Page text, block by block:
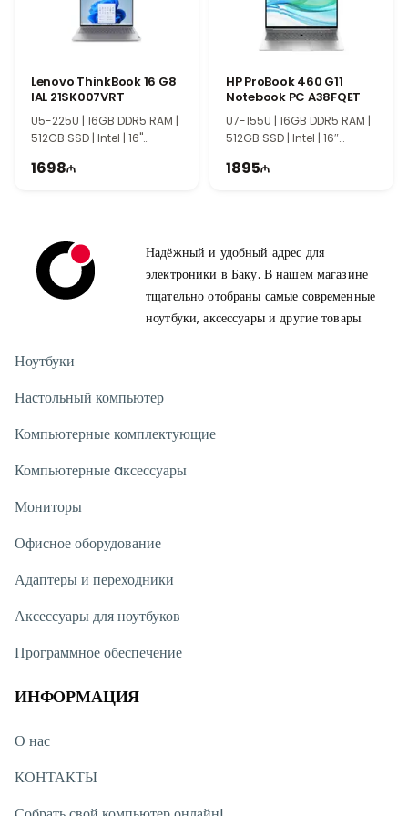
профессиональным дизайном и удобным корпусом. Ноутбук
легко переносить, поэтому он подходит для работы дома, в
USB-порты, HDMI и другие интерфейсы позволяют легко
подключать внешние устройства. Поддержка Wi-Fi и
Bluetooth обеспечивает удобное беспроводное соединение.
Большой объём памяти, быстрый SSD и сбалансированная
производительность обеспечивают комфортную работу на
долгое время.
Lenovo ThinkBook 16 G8
IAL 21SK007VRT
U5-225U | 16GB DDR5 RAM |
512GB SSD | Intel | 16"
1698
HP ProBook 460 G11
Notebook PC A38FQET
U7-155U | 16GB DDR5 RAM |
512GB SSD | Intel | 16″
1895
Надёжный и удобный адрес для
электроники в Баку. В нашем магазине
тщательно отобраны самые современные
ноутбуки, аксессуары и другие товары.
Ноутбуки
Настольный компьютер
Компьютерные комплектующие
Компьютерные aксессуары
Мониторы
Офисное оборудование
Адаптеры и переходники
Аксессуары для ноутбуков
Программное обеспечение
ИНФОРМАЦИЯ
О нас
КОНТАКТЫ